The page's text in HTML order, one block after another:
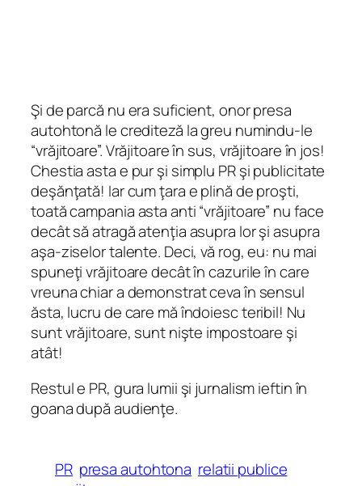
Şi de parcă nu era suficient, onor presa
autohtonă le crediteză la greu numindu-le
“vrăjitoare”. Vrăjitoare în sus, vrăjitoare în jos!
Chestia asta e pur şi simplu PR şi publicitate
deşănţată! Iar cum ţara e plină de proşti,
toată campania asta anti “vrăjitoare” nu face
decât să atragă atenţia asupra lor şi asupra
aşa-ziselor talente. Deci, vă rog, eu: nu mai
spuneţi vrăjitoare decât în cazurile în care
vreuna chiar a demonstrat ceva în sensul
ăsta, lucru de care mă îndoiesc teribil! Nu
sunt vrăjitoare, sunt nişte impostoare şi
atât!
Restul e PR, gura lumii şi jurnalism ieftin în
goana după audienţe.
PR presa autohtona relatii publice